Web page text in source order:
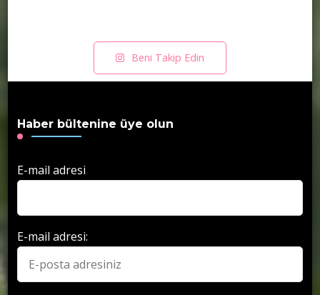
Beni Takip Edin
Haber bültenine üye olun
E-mail adresi
E-mail adresi: